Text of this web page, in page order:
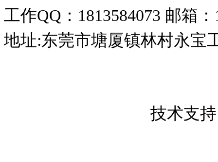
工作QQ：1813584073 邮箱：
地址:东莞市塘厦镇林村永宝
技术支